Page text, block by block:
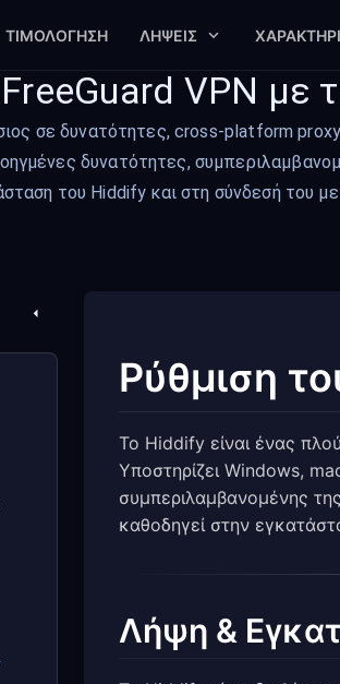
ΤΙΜΟΛΌΓΗΣΗ ΛΉΨΕΙΣ
VPN με
σε δυνατότητες, cross-platform
δυνατότητες,
του Hiddify και στη σύνδεσή του
Ρύθμιση
Το Hiddify είναι ένας
Υποστηρίζει Windows,
συμπεριλαμβανομένης
καθοδηγεί στην
Λήψη &